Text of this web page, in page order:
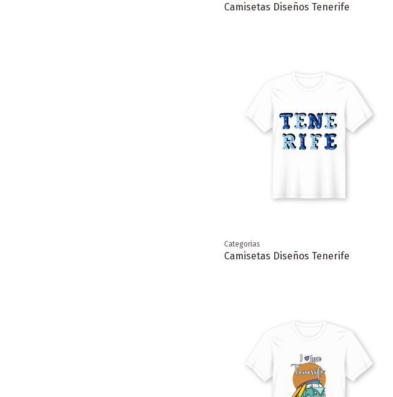
Camisetas Diseños Tenerife
Categorias
Camisetas Diseños Tenerife